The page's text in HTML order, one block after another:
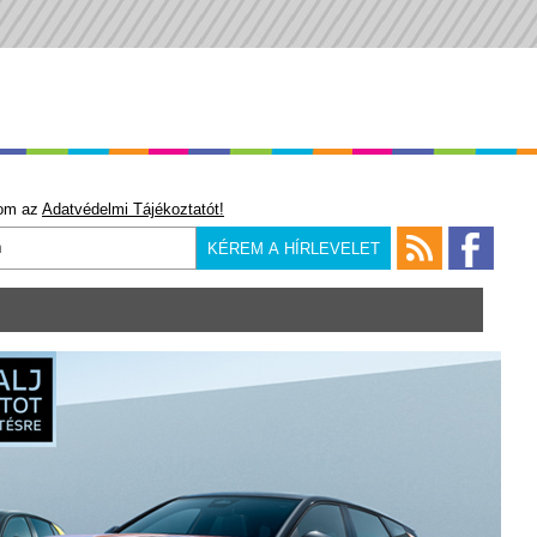
az Adatvédelmi Tájékoztatót!